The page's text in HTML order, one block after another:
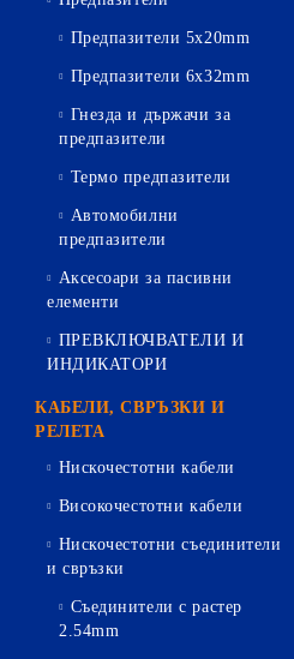
Предпазители 5х20mm
Предпазители 6х32mm
Гнезда и държачи за
предпазители
Термо предпазители
Автомобилни
предпазители
Аксесоари за пасивни
елементи
ПРЕВКЛЮЧВАТЕЛИ И
ИНДИКАТОРИ
КАБЕЛИ, СВРЪЗКИ И
РЕЛЕТА
Нискочестотни кабели
Високочестотни кабели
Нискочестотни съединители
и свръзки
Съединители с растер
2.54mm